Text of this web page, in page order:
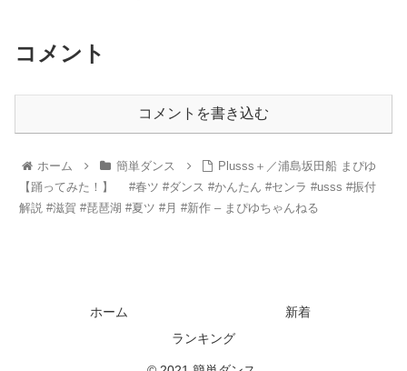
コメント
コメントを書き込む
ホーム 簡単ダンス
Plusss＋／浦島坂田船 まぴゆ
【踊ってみた！】 #春ツ #ダンス #かんたん #センラ #usss #振付
解説 #滋賀 #琵琶湖 #夏ツ #月 #新作 – まぴゆちゃんねる
ホーム
新着
ランキング